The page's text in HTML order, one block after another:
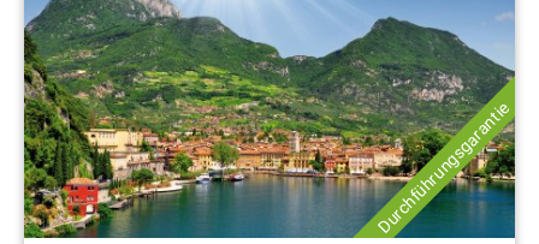
Durchführungsgarantie